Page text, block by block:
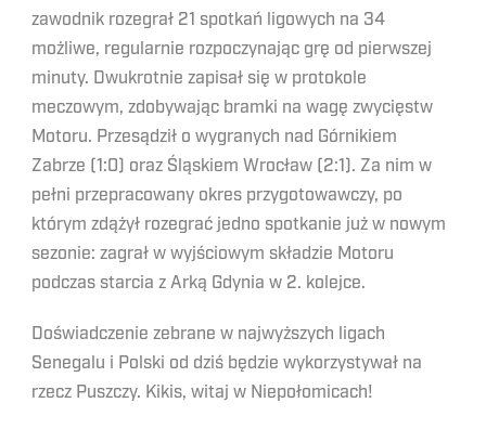
zawodnik rozegrał 21 spotkań ligowych na 34
możliwe, regularnie rozpoczynając grę od pierwszej
minuty. Dwukrotnie zapisał się w protokole
meczowym, zdobywając bramki na wagę zwycięstw
Motoru. Przesądził o wygranych nad Górnikiem
Zabrze (1:0) oraz Śląskiem Wrocław (2:1). Za nim w
pełni przepracowany okres przygotowawczy, po
którym zdążył rozegrać jedno spotkanie już w nowym
sezonie: zagrał w wyjściowym składzie Motoru
podczas starcia z Arką Gdynia w 2. kolejce.
Doświadczenie zebrane w najwyższych ligach
Senegalu i Polski od dziś będzie wykorzystywał na
rzecz Puszczy. Kikis, witaj w Niepołomicach!